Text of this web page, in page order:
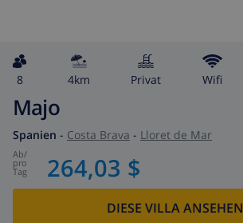
8 4km Privat wifi
Majo
Spanien - Costa Brava - Lloret de Mar
ab/
pro
Tag 264,03 $
DIESE VILLA ANSEHEN